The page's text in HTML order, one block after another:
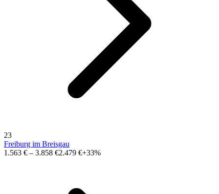
23
Freiburg im Breisgau
1.563 € – 3.858 €2.479 €+33%